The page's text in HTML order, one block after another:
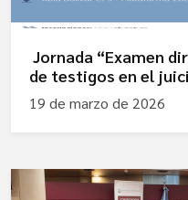
Jornada “Examen
de testigos en el
19 de marzo de 2026